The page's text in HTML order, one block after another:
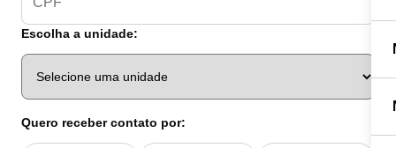
Escolha a unidade:
Quero receber contato por: